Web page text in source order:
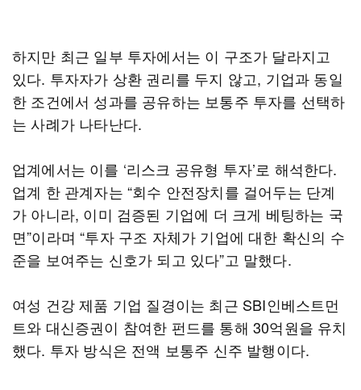
하지만 최근 일부 투자에서는 이 구조가 달라지고
있다. 투자자가 상환 권리를 두지 않고, 기업과 동일
한 조건에서 성과를 공유하는 보통주 투자를 선택하
는 사례가 나타난다.
업계에서는 이를 ‘리스크 공유형 투자’로 해석한다.
업계 한 관계자는 “회수 안전장치를 걸어두는 단계
가 아니라, 이미 검증된 기업에 더 크게 베팅하는 국
면”이라며 “투자 구조 자체가 기업에 대한 확신의 수
준을 보여주는 신호가 되고 있다”고 말했다.
여성 건강 제품 기업 질경이는 최근 SBI인베스트먼
트와 대신증권이 참여한 펀드를 통해 30억원을 유치
했다. 투자 방식은 전액 보통주 신주 발행이다.